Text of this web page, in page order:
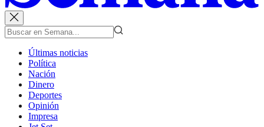
Últimas noticias
Política
Nación
Dinero
Deportes
Opinión
Impresa